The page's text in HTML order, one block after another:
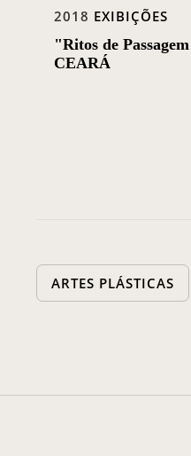
2018 EXIBIÇÕES
"Ritos de
CEARÁ
ARTES PLÁSTICAS